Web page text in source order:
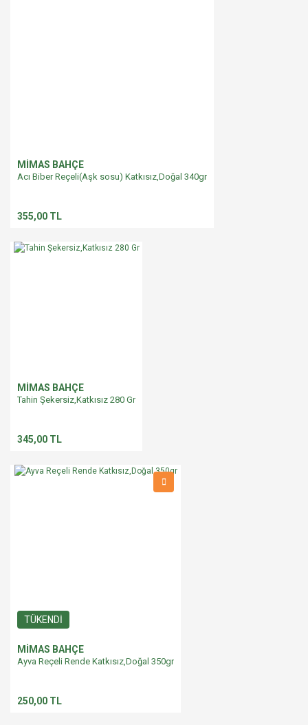
MİMAS BAHÇE
Acı Biber Reçeli(Aşk sosu) Katkısız,Doğal 340gr
355,00 TL
MİMAS BAHÇE
Tahin Şekersiz,Katkısız 280 Gr
345,00 TL
TÜKENDİ
MİMAS BAHÇE
Ayva Reçeli Rende Katkısız,Doğal 350gr
250,00 TL